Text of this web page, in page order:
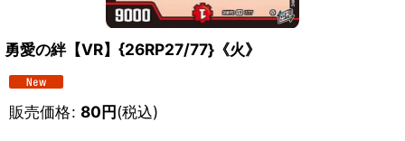
勇愛の絆【VR】{26RP27/77}《火》
販売価格: 80円(税込)